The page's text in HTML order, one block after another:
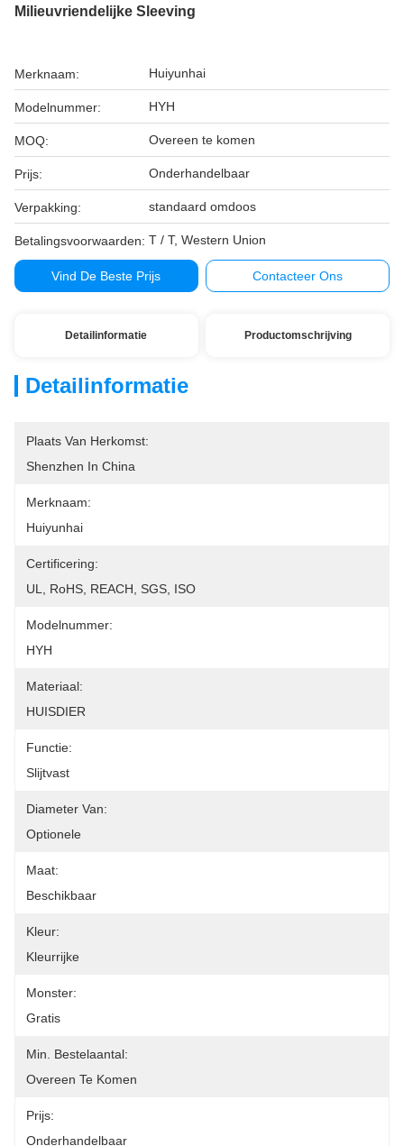
Milieuvriendelijke Sleeving
Merknaam: Huiyunhai
Modelnummer: HYH
MOQ: Overeen te komen
Prijs: Onderhandelbaar
Verpakking: standaard omdoos
Betalingsvoorwaarden: T / T, Western Union
Vind De Beste Prijs Contacteer Ons
Detailinformatie Productomschrijving
Detailinformatie
Plaats Van Herkomst:
Shenzhen In China
Merknaam:
Huiyunhai
Certificering:
UL, RoHS, REACH, SGS, ISO
Modelnummer:
HYH
Materiaal:
HUISDIER
Functie:
Slijtvast
Diameter Van:
Optionele
Maat:
Beschikbaar
Kleur:
Kleurrijke
Monster:
Gratis
Min. Bestelaantal:
Overeen Te Komen
Prijs:
Onderhandelbaar